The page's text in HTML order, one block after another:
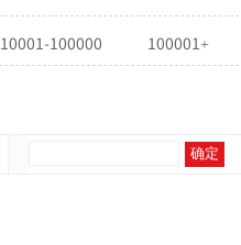
10001-100000 100001+
确定